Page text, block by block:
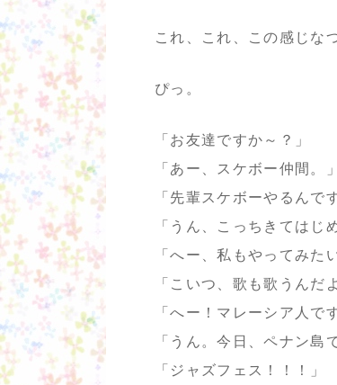
これ、これ、この感じな
ぴっ。
「お友達ですか～？」
「あー、スケボー仲間。」
「先輩スケボーやるんで
「うん、こっちきてはじ
「へー、私もやってみた
「こいつ、歌も歌うんだ
「へー！マレーシア人で
「うん。今日、ペナン島
「ジャズフェス！！！」